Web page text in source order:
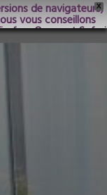
X
de navigateurs,
vous conseillons
Opera et Safari